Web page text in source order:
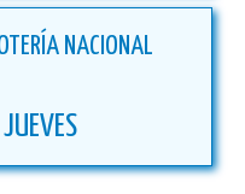
NACIONAL
JUEVES